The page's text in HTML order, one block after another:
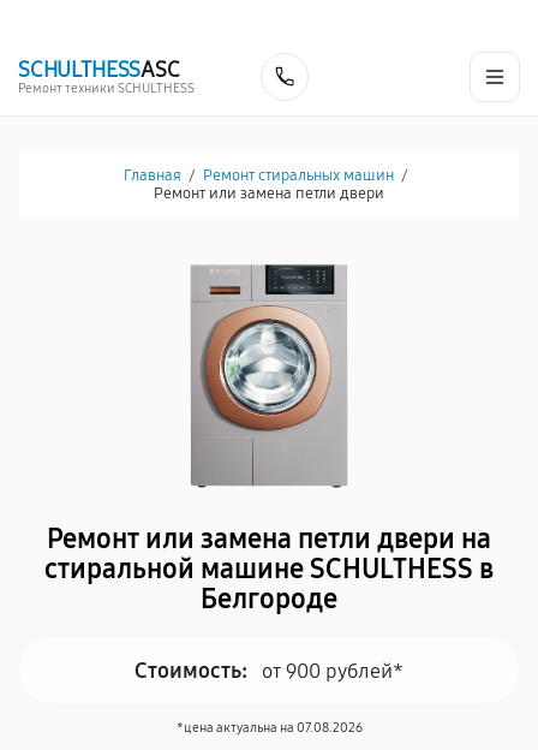
SCHULTHESSASC
Ремонт техники SCHULTHESS
Главная / Ремонт стиральных машин /
Ремонт или замена петли двери
Ремонт или замена петли двери на
стиральной машине SCHULTHESS в
Белгороде
Стоимость: от 900 рублей*
*цена актуальна на 07.08.2026